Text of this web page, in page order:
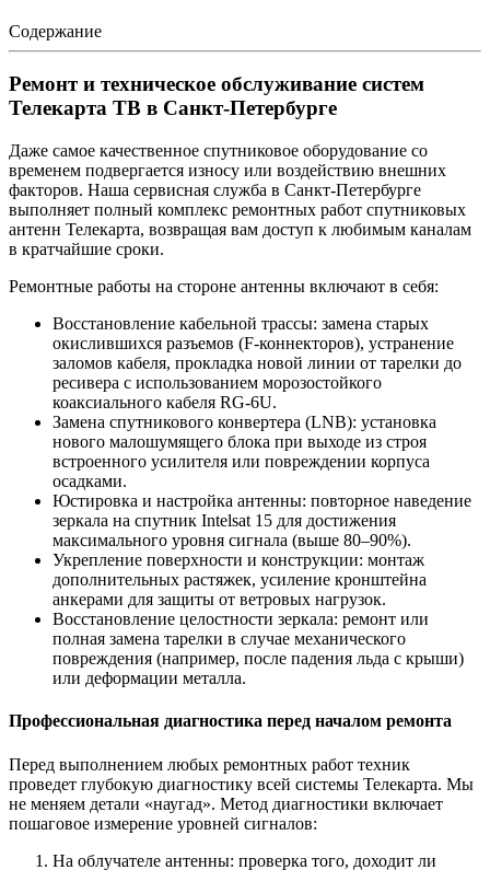
Содержание
Ремонт и техническое обслуживание систем
Телекарта ТВ в Санкт-Петербурге
Даже самое качественное спутниковое оборудование со
временем подвергается износу или воздействию внешних
факторов. Наша сервисная служба в Санкт-Петербурге
выполняет полный комплекс ремонтных работ спутниковых
антенн Телекарта, возвращая вам доступ к любимым каналам
в кратчайшие сроки.
Ремонтные работы на стороне антенны включают в себя:
Восстановление кабельной трассы: замена старых
окислившихся разъемов (F-коннекторов), устранение
заломов кабеля, прокладка новой линии от тарелки до
ресивера с использованием морозостойкого
коаксиального кабеля RG-6U.
Замена спутникового конвертера (LNB): установка
нового малошумящего блока при выходе из строя
встроенного усилителя или повреждении корпуса
осадками.
Юстировка и настройка антенны: повторное наведение
зеркала на спутник Intelsat 15 для достижения
максимального уровня сигнала (выше 80–90%).
Укрепление поверхности и конструкции: монтаж
дополнительных растяжек, усиление кронштейна
анкерами для защиты от ветровых нагрузок.
Восстановление целостности зеркала: ремонт или
полная замена тарелки в случае механического
повреждения (например, после падения льда с крыши)
или деформации металла.
Профессиональная диагностика перед началом ремонта
Перед выполнением любых ремонтных работ техник
проведет глубокую диагностику всей системы Телекарта. Мы
не меняем детали «наугад». Метод диагностики включает
пошаговое измерение уровней сигналов:
На облучателе антенны: проверка того, доходит ли